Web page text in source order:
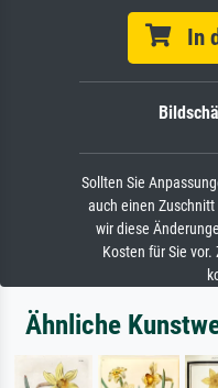
In
Sollten Sie
auch einen
wir diese
Kosten für Sie
Ähnliche